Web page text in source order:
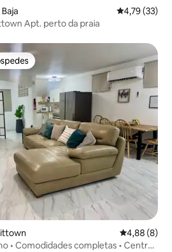
4,79 de uma
4,79 (33)
Atenas Beach Levittown Apt. perto da praia
dos hóspedes
4,88 de uma
4,88 (8)
• Comodidades completas • Central,